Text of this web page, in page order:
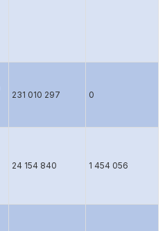
231 010 297 0
24 154 840 1 454 056